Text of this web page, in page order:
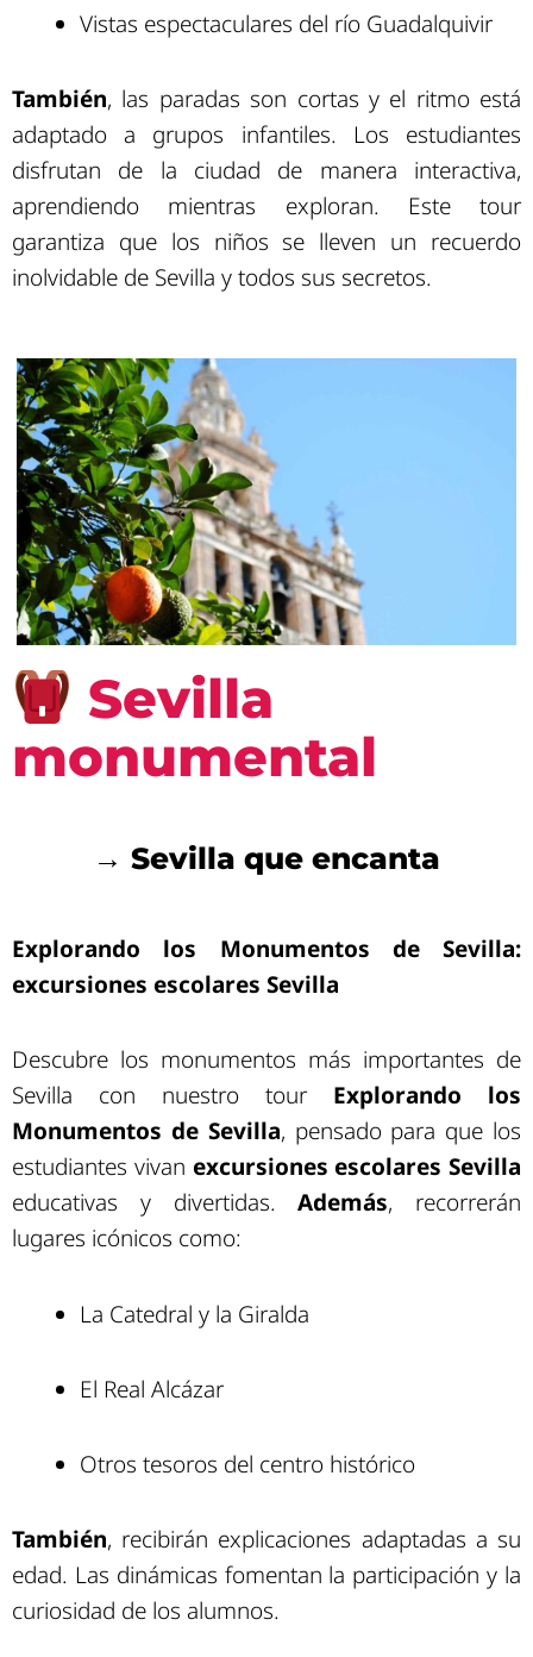
Vistas espectaculares del río Guadalquivir
También, las paradas son cortas y el ritmo está
adaptado a grupos infantiles. Los estudiantes
disfrutan de la ciudad de manera interactiva,
aprendiendo mientras exploran. Este tour
garantiza que los niños se lleven un recuerdo
inolvidable de Sevilla y todos sus secretos.
Sevilla
monumental
→ Sevilla que encanta
Explorando los Monumentos de Sevilla:
excursiones escolares Sevilla
Descubre los monumentos más importantes de
Sevilla con nuestro tour Explorando los
Monumentos de Sevilla, pensado para que los
estudiantes vivan excursiones escolares Sevilla
educativas y divertidas.Además, recorrerán
lugares icónicos como:
La Catedral y la Giralda
El Real Alcázar
Otros tesoros del centro histórico
También, recibirán explicaciones adaptadas a su
edad. Las dinámicas fomentan la participación y la
curiosidad de los alumnos.